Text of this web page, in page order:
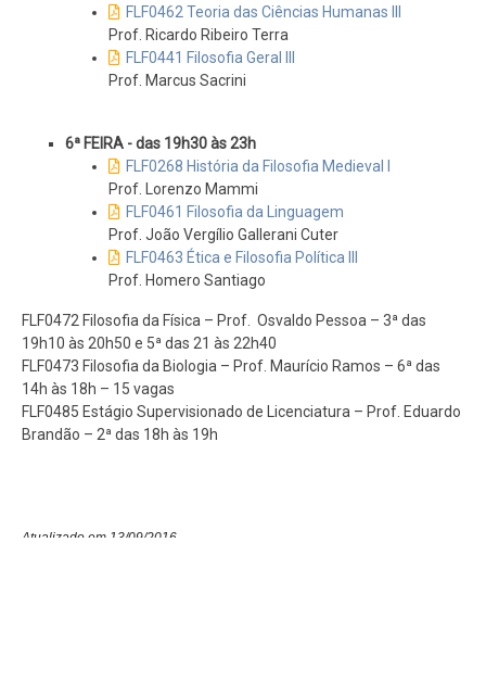
FLF0462 Teoria das Ciências Humanas III
Prof. Ricardo Ribeiro Terra
FLF0441 Filosofia Geral III
Prof. Marcus Sacrini
6ª FEIRA - das 19h30 às 23h
FLF0268 História da Filosofia Medieval I
Prof. Lorenzo Mammi
FLF0461 Filosofia da Linguagem
Prof. João Vergílio Gallerani Cuter
FLF0463 Ética e Filosofia Política III
Prof. Homero Santiago
FLF0472 Filosofia da Física – Prof. Osvaldo Pessoa – 3ª das
19h10 às 20h50 e 5ª das 21 às 22h40
FLF0473 Filosofia da Biologia – Prof. Maurício Ramos – 6ª das
14h às 18h – 15 vagas
FLF0485 Estágio Supervisionado de Licenciatura – Prof. Eduardo
Brandão – 2ª das 18h às 19h
Atualizado em 13/09/2016